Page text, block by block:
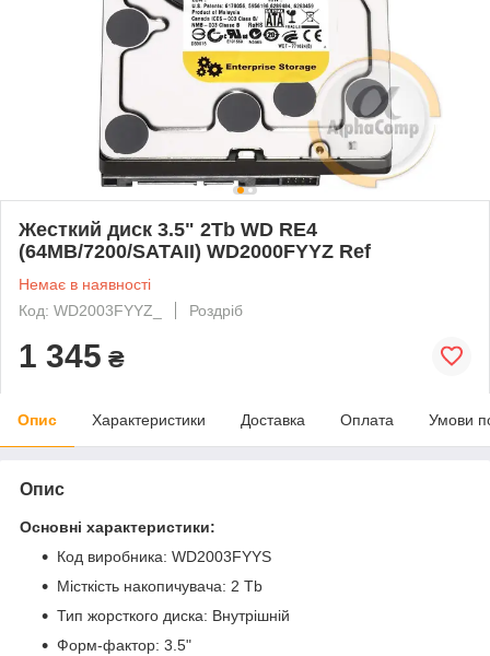
Жесткий диск 3.5" 2Tb WD RE4
(64MB/7200/SATAII) WD2000FYYZ Ref
Немає в наявності
Код: WD2003FYYZ_
Роздріб
1 345 ₴
Опис Характеристики Доставка Оплата Умови
Опис
Основні характеристики:
Код виробника: WD2003FYYS
Місткість накопичувача: 2 Tb
Тип жорсткого диска: Внутрішній
Форм-фактор: 3.5"